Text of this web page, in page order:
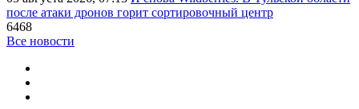
после атаки дронов горит сортировочный центр
6468
Все новости